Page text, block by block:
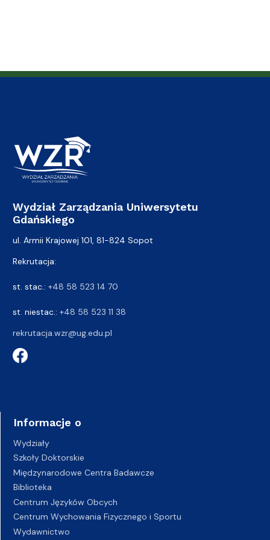
Wydział Zarządzania Uniwersytetu
Gdańskiego
ul. Armii Krajowej 101, 81-824 Sopot
Rekrutacja:
st. stac.: +48 58 523 14 70
st. niestac.: +48 58 523 11 38
rekrutacja.wzr@ug.edu.pl
Informacje o
Wydziały
Szkoły Doktorskie
Międzynarodowe Centra Badawcze
Biblioteka
Centrum Języków Obcych
Centrum Wychowania Fizycznego i Sportu
Wydawnictwo